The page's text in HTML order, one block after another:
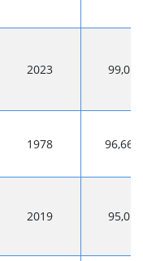
2023 99,0
1978 96,66
2019 95,0